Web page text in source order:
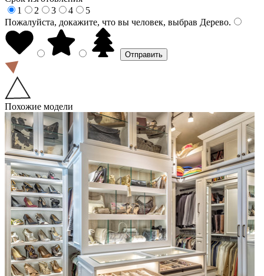
1
2 3 4
5
Пожалуйста, докажите, что вы человек, выбрав Дерево.
Похожие модели